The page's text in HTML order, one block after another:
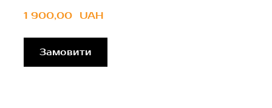
1 900,00  UAH
Замовити